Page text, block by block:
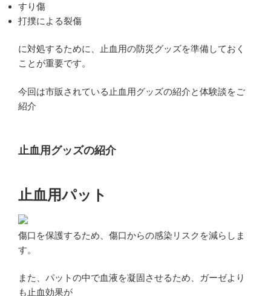
すり傷
打撲による裂傷
に対処するために、止血用の防災グッズを準備しておく
ことが重要です。
今回は市販されている止血用グッズの紹介と体験談をご
紹介
止血用グッズの紹介
止血用パット
傷口を保護するため、傷口からの感染リスクを減らしま
す。
また、パットの中で血液を凝固させるため、ガーゼより
も止血効果が